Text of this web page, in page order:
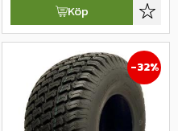
i favoriter Lägg
Köp
32%